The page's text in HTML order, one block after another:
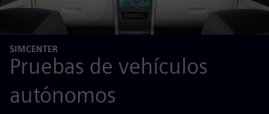
SIMCENTER
Pruebas de vehículos
autónomos